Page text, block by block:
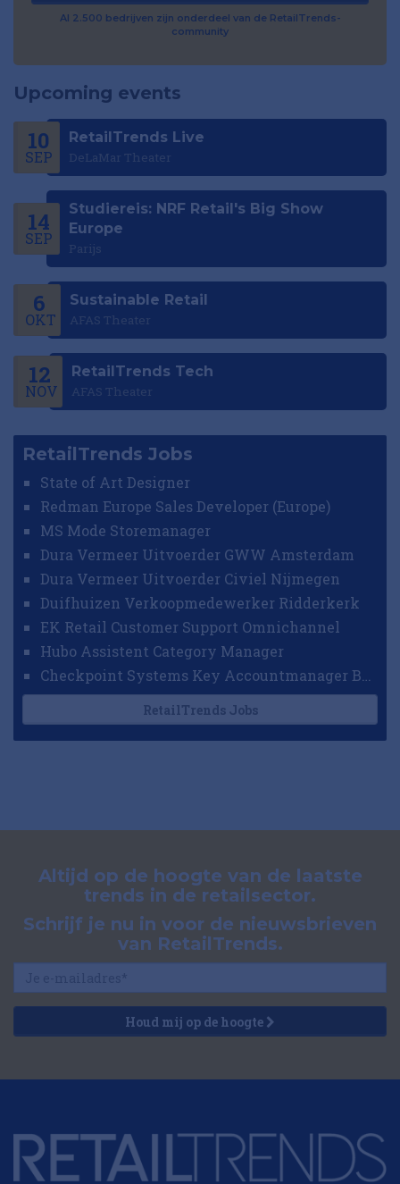
Al 2.500 bedrijven zijn onderdeel van de RetailTrends-
community
Upcoming events
10
SEP
RetailTrends Live
DeLaMar Theater
14
SEP
Studiereis: NRF Retail's Big Show
Europe
Parijs
6
OKT
Sustainable Retail
AFAS Theater
12
NOV
RetailTrends Tech
AFAS Theater
RetailTrends Jobs
State of Art Designer
Redman Europe Sales Developer (Europe)
MS Mode Storemanager
Dura Vermeer Uitvoerder GWW Amsterdam
Dura Vermeer Uitvoerder Civiel Nijmegen
Duifhuizen Verkoopmedewerker Ridderkerk
EK Retail Customer Support Omnichannel
Hubo Assistent Category Manager
RetailTrends Jobs
Altijd op de hoogte van de laatste
trends in de retailsector.
Schrijf je nu in voor de nieuwsbrieven
van RetailTrends.
Houd mij op de hoogte